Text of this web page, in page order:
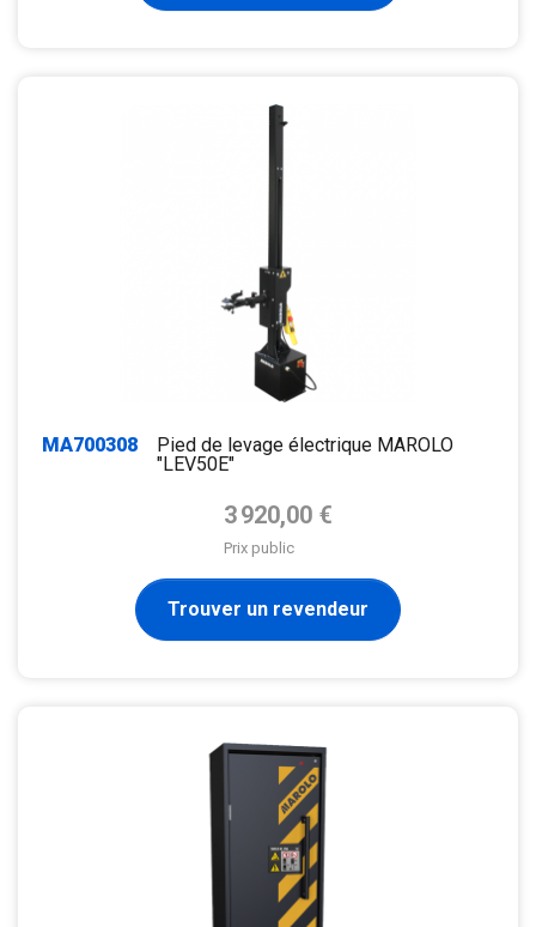
MA700308
Pied de levage électrique MAROLO
"LEV50E"
Prix de base
3 920,00 €
Prix public
Trouver un revendeur